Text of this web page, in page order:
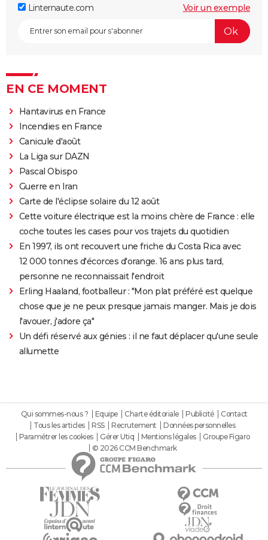
Linternaute.com Voir un exemple
EN CE MOMENT
Hantavirus en France
Incendies en France
Canicule d'août
La Liga sur DAZN
Pascal Obispo
Guerre en Iran
Carte de l'éclipse solaire du 12 août
Cette voiture électrique est la moins chère de France : elle
coche toutes les cases pour vos trajets du quotidien
En 1997, ils ont recouvert une friche du Costa Rica avec
12 000 tonnes d'écorces d'orange. 16 ans plus tard,
personne ne reconnaissait l'endroit
Erling Haaland, footballeur : "Mon plat préféré est quelque
chose que je ne peux presque jamais manger. Mais je dois
l'avouer, j'adore ça"
Un défi réservé aux génies : il ne faut déplacer qu'une seule
allumette
Qui sommes-nous ? Equipe Charte éditoriale Publicité
Contact
Tous les articles
RSS Recrutement
Données personnelles
Paramétrer les cookies
Gérer Utiq Mentions légales
Groupe Figaro
© 2026 CCM Benchmark